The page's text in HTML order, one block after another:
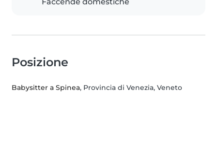
Faccende domestiche
Posizione
Babysitter a Spinea, Provincia di Venezia, Veneto